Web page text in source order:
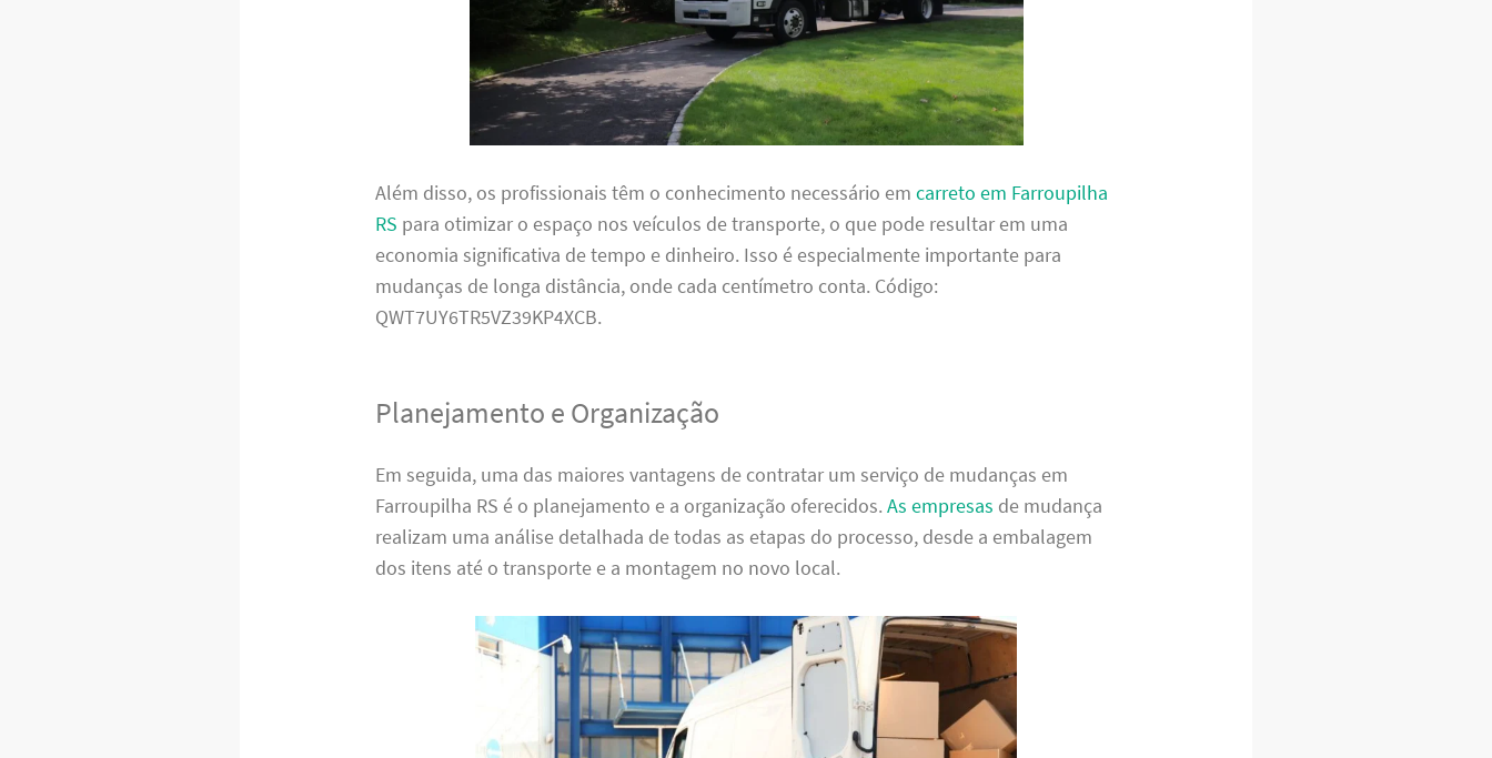
Além disso, os profissionais têm o conhecimento necessário emcarreto em Farroupilha
RS para otimizar o espaço nos veículos de transporte, o que pode resultar em uma
economia significativa de tempo e dinheiro. Isso é especialmente importante para
mudanças de longa distância, onde cada centímetro conta. Código:
QWT7UY6TR5VZ39KP4XCB.
Planejamento e Organização
Em seguida, uma das maiores vantagens de contratar um serviço de mudanças em
Farroupilha RS é o planejamento e a organização oferecidos.As empresas de mudança
realizam uma análise detalhada de todas as etapas do processo, desde a embalagem
dos itens até o transporte e a montagem no novo local.